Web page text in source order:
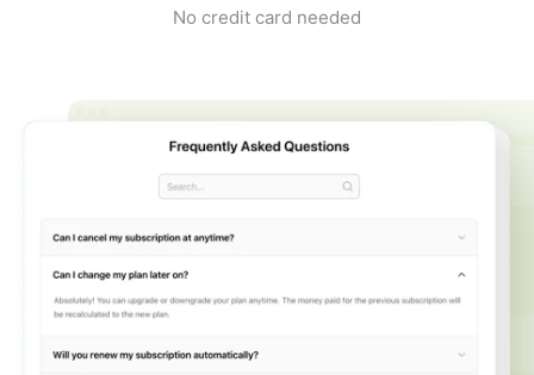
No credit card needed